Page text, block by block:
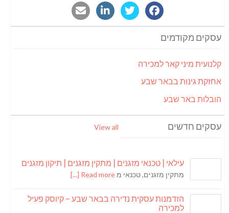
עסקים מקודמים
קלנועית מיני קאר למכירה
אחזקת גינות בבאר שבע
הובלות באר שבע
עסקים חדשים View all
עילאי | טכנאי מזגנים | מתקין מזגנים | תיקון מזגנים
מתקין מזגנים, טכנאי מRead more [...]
הזדמנות עסקית נדירה בבאר שבע – קיוסק פעיל
למכירה